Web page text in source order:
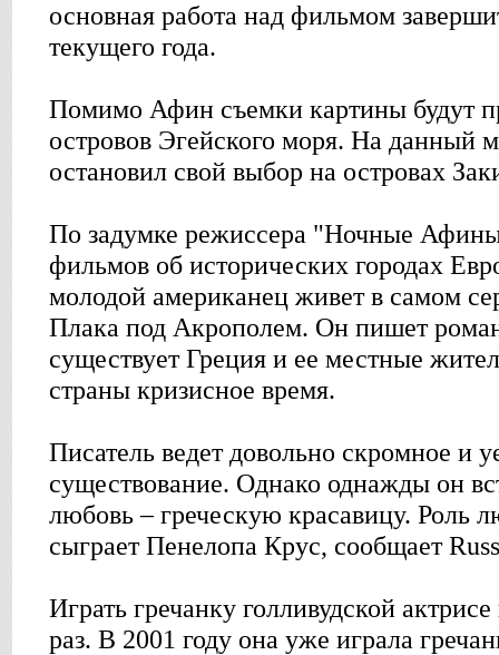
основная работа над фильмом
текущего года.
Помимо Афин съемки картины будут
островов Эгейского моря. На данный
остановил свой выбор на островах
По задумке режиссера "Ночные
фильмов об исторических городах
молодой американец живет в самом
Плака под Акрополем. Он пишет
существует Греция и ее местные
страны кризисное время.
Писатель ведет довольно скромное и
существование. Однако однажды он
любовь – греческую красавицу.
сыграет Пенелопа Крус, сообщает
Играть гречанку голливудской
раз. В 2001 году она уже играла